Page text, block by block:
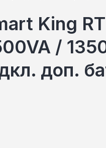
King
/
доп.